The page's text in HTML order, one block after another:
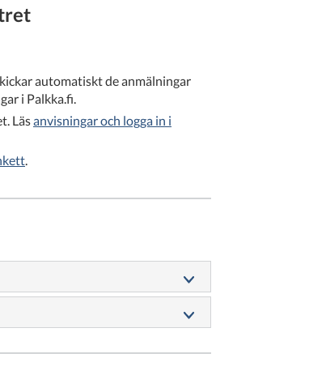
automatiskt de anmälningar
i Palkka.fi.
Läsanvisningar och logga in i
.